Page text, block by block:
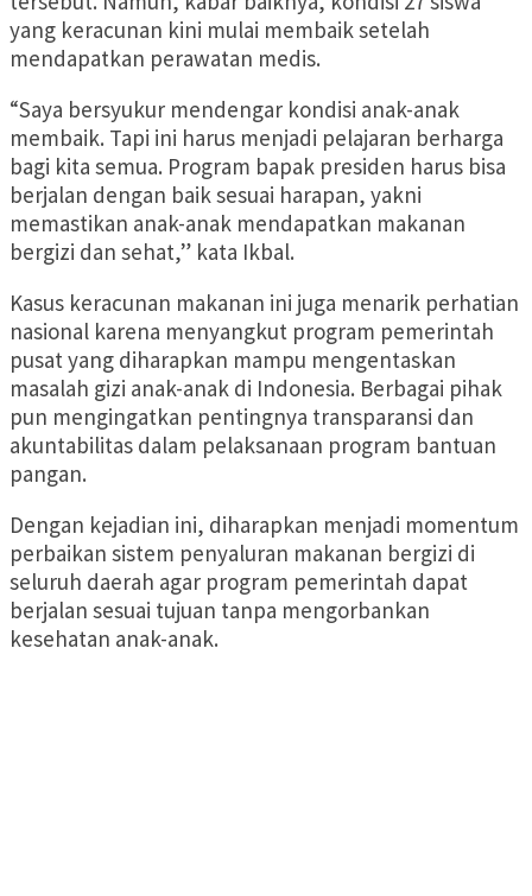
yang keracunan kini mulai membaik setelah
mendapatkan perawatan medis.
“Saya bersyukur mendengar kondisi anak-anak
membaik. Tapi ini harus menjadi pelajaran berharga
bagi kita semua. Program bapak presiden harus bisa
berjalan dengan baik sesuai harapan, yakni
memastikan anak-anak mendapatkan makanan
bergizi dan sehat,” kata Ikbal.
Kasus keracunan makanan ini juga menarik perhatian
nasional karena menyangkut program pemerintah
pusat yang diharapkan mampu mengentaskan
masalah gizi anak-anak di Indonesia. Berbagai pihak
pun mengingatkan pentingnya transparansi dan
akuntabilitas dalam pelaksanaan program bantuan
pangan.
Dengan kejadian ini, diharapkan menjadi momentum
perbaikan sistem penyaluran makanan bergizi di
seluruh daerah agar program pemerintah dapat
berjalan sesuai tujuan tanpa mengorbankan
kesehatan anak-anak.